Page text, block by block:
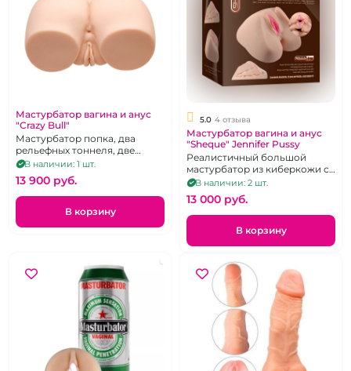
Мастурбатор вагина и анус
"Crazy Bull"
Мастурбатор попка, два
рельефных тоннеля, две
вибропули
В наличии: 1 шт.
13 900 pуб.
В корзину
5.0 4 отзыва
Мастурбатор вагина и анус
"Sheque" Jennifer Pussy
Реалистичный большой
мастурбатор из киберкожи с
двумя тоннелями-вагиной и
В наличии: 2 шт.
13 000 pуб.
В корзину